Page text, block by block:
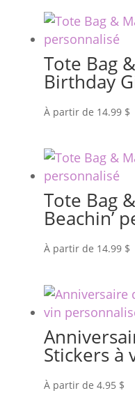
Tote Bag
Birthday
À partir de 14.99 $
Tote Bag
Beachin’
À partir de 14.99 $
Stickers à
À partir de 4.95 $